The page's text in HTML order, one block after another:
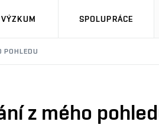
SPOLUPRÁCE
POHLEDU
z mého